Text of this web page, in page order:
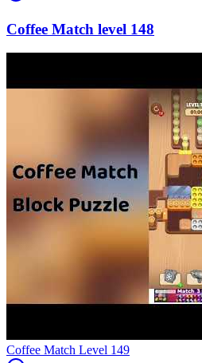
148
Level 149